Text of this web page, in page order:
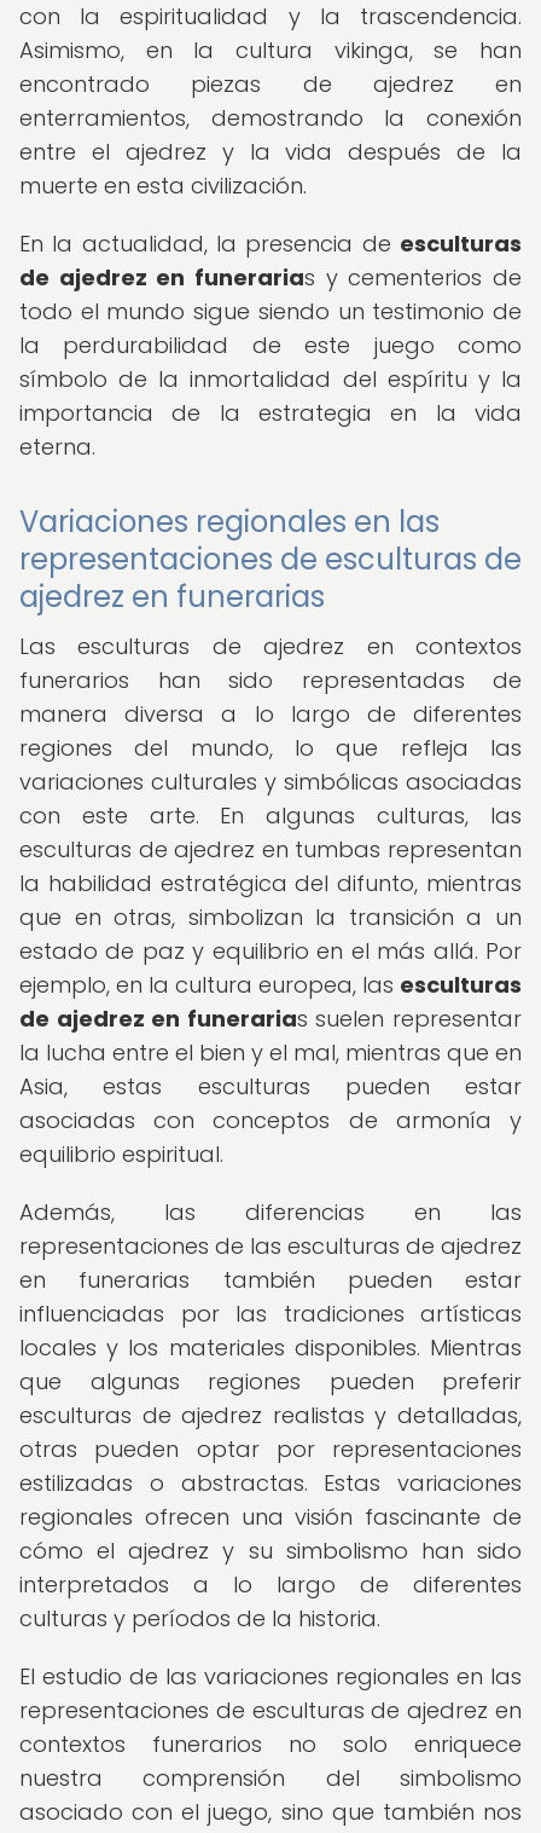
con la espiritualidad y la trascendencia.
Asimismo, en la cultura vikinga, se han
encontrado piezas de ajedrez en
enterramientos, demostrando la conexión
entre el ajedrez y la vida después de la
muerte en esta civilización.
En la actualidad, la presencia de esculturas
de ajedrez en funerarias y cementerios de
todo el mundo sigue siendo un testimonio de
la perdurabilidad de este juego como
símbolo de la inmortalidad del espíritu y la
importancia de la estrategia en la vida
eterna.
Variaciones regionales en las
representaciones de esculturas de
ajedrez en funerarias
Las esculturas de ajedrez en contextos
funerarios han sido representadas de
manera diversa a lo largo de diferentes
regiones del mundo, lo que refleja las
variaciones culturales y simbólicas asociadas
con este arte. En algunas culturas, las
esculturas de ajedrez en tumbas representan
la habilidad estratégica del difunto, mientras
que en otras, simbolizan la transición a un
estado de paz y equilibrio en el más allá. Por
ejemplo, en la cultura europea, las esculturas
de ajedrez en funerarias suelen representar
la lucha entre el bien y el mal, mientras que en
Asia, estas esculturas pueden estar
asociadas con conceptos de armonía y
equilibrio espiritual.
Además, las diferencias en las
representaciones de las esculturas de ajedrez
en funerarias también pueden estar
influenciadas por las tradiciones artísticas
locales y los materiales disponibles. Mientras
que algunas regiones pueden preferir
esculturas de ajedrez realistas y detalladas,
otras pueden optar por representaciones
estilizadas o abstractas. Estas variaciones
regionales ofrecen una visión fascinante de
cómo el ajedrez y su simbolismo han sido
interpretados a lo largo de diferentes
culturas y períodos de la historia.
El estudio de las variaciones regionales en las
representaciones de esculturas de ajedrez en
contextos funerarios no solo enriquece
nuestra comprensión del simbolismo
asociado con el juego, sino que también nos